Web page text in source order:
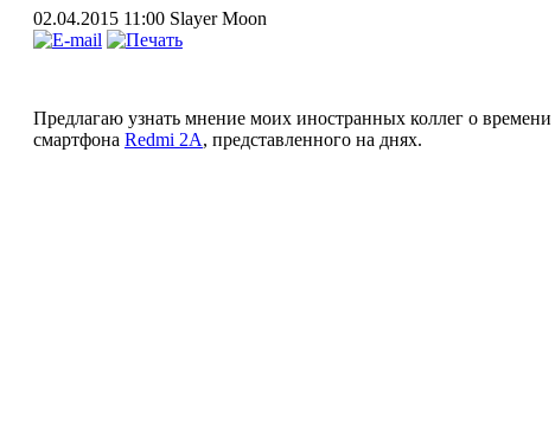
02.04.2015 11:00 Slayer Moon
Предлагаю узнать мнение моих иностранных коллег о
смартфона Redmi 2A, представленного на днях.